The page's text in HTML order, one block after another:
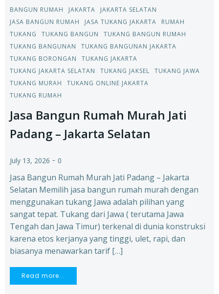
BANGUN RUMAH JAKARTA
JAKARTA SELATAN
JASA BANGUN RUMAH
JASA TUKANG JAKARTA
RUMAH
TUKANG
TUKANG BANGUN
TUKANG BANGUN RUMAH
TUKANG BANGUNAN
TUKANG BANGUNAN JAKARTA
TUKANG BORONGAN
TUKANG JAKARTA
TUKANG JAKARTA SELATAN
TUKANG JAKSEL
TUKANG JAWA
TUKANG MURAH
TUKANG ONLINE JAKARTA
TUKANG RUMAH
Jasa Bangun Rumah Murah Jati
Padang – Jakarta Selatan
July 13, 2026 - 0
Jasa Bangun Rumah Murah Jati Padang – Jakarta
Selatan Memilih jasa bangun rumah murah dengan
menggunakan tukang Jawa adalah pilihan yang
sangat tepat. Tukang dari Jawa ( terutama Jawa
Tengah dan Jawa Timur) terkenal di dunia konstruksi
karena etos kerjanya yang tinggi, ulet, rapi, dan
biasanya menawarkan tarif […]
Read more...